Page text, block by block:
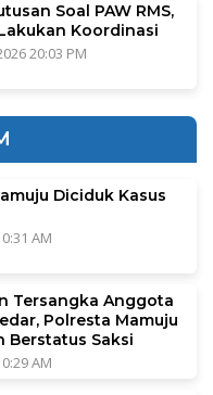
Soal PAW RMS,
Koordinasi
20:03 PM
Diciduk Kasus
AM
Tersangka Anggota
Polresta Mamuju
Berstatus Saksi
AM